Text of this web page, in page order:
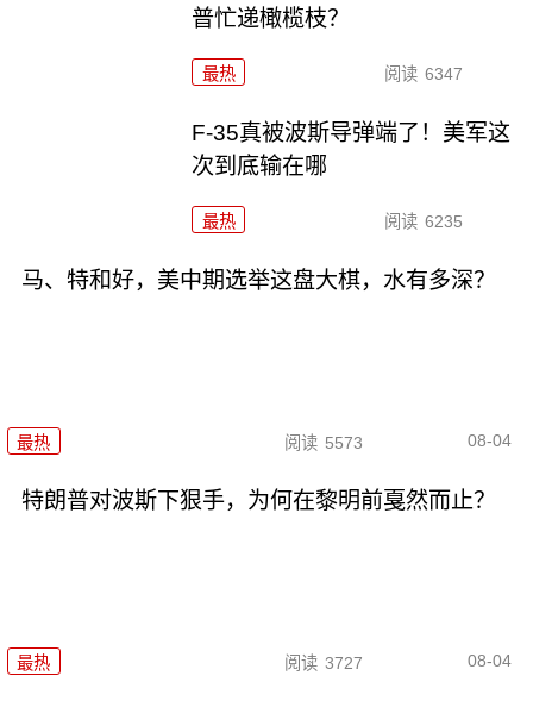
普忙递橄榄枝？
最热 阅读 6347
F-35真被波斯导弹端了！美军这
次到底输在哪
最热 阅读 6235
马、特和好，美中期选举这盘大棋，水有多深？
最热 阅读 5573 08-04
特朗普对波斯下狠手，为何在黎明前戛然而止？
最热 阅读 3727 08-04